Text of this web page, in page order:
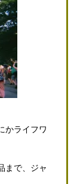
かライフワ
まで、ジャ